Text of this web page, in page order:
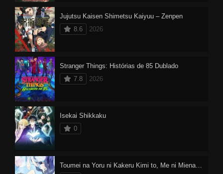
Jujutsu Kaisen Shimetsu Kaiyuu – Zenpen
8.6
2026
Stranger Things: Histórias de 85 Dublado
7.8
2026
Isekai Shikkaku
0